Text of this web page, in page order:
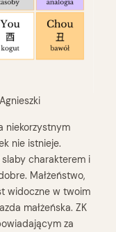
niekorzystnym
nie istnieje.
charakterem i
Małżeństwo,
widoczne w twoim
małżeńska. ZK
za